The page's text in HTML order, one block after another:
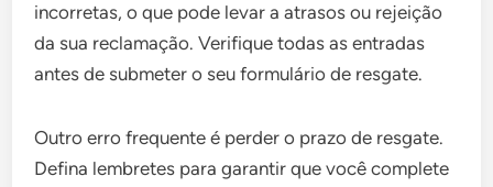
incorretas, o que pode levar a atrasos ou rejeição
da sua reclamação. Verifique todas as entradas
antes de submeter o seu formulário de resgate.
Outro erro frequente é perder o prazo de resgate.
Defina lembretes para garantir que você complete